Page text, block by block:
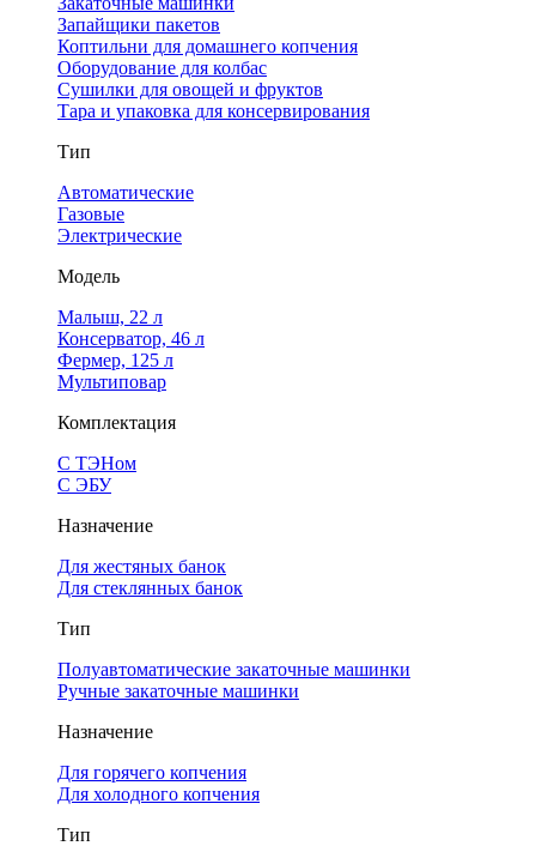
Запайщики пакетов
Коптильни для домашнего копчения
Оборудование для колбас
Сушилки для овощей и фруктов
Тара и упаковка для консервирования
Тип
Автоматические
Газовые
Электрические
Модель
Малыш, 22 л
Консерватор, 46 л
Фермер, 125 л
Мультиповар
Комплектация
С ТЭНом
С ЭБУ
Назначение
Для жестяных банок
Для стеклянных банок
Тип
Полуавтоматические закаточные машинки
Ручные закаточные машинки
Назначение
Для горячего копчения
Для холодного копчения
Тип